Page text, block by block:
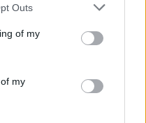
Outs
of my
my
χωρισμού με τον
πριν
τη βλακεία σας»
ραδιοφώνου ανάρτησε